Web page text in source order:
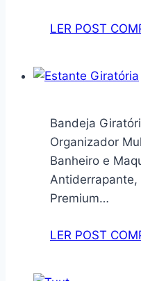
LER POST
Bandeja
Organizador
Banheiro e
Antiderrapante,
Premium…
LER POST